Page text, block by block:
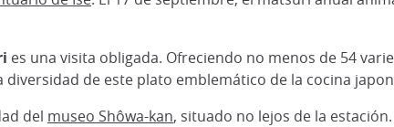
es una visita obligada. Ofreciendo no menos de 54
de este plato emblemático de la cocina
del museo Shôwa-kan, situado no lejos de la